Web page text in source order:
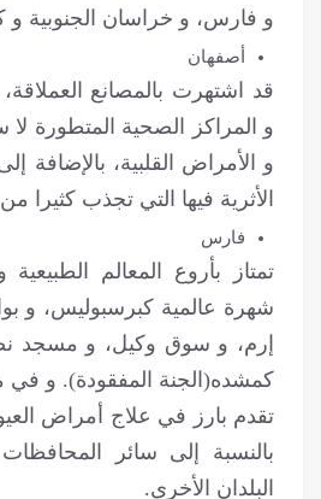
و فارس، و خراسان الجنوبية و
أصفهان
قد اشتهرت بالمصانع العملاقة،
و المراكز الصحية المتطورة
و الأمراض القلبية، بالإضافة
الأثرية فيها التي تجذب كثيرا
فارس
تمتاز بأروع المعالم الطبيعية
شهرة عالمية كبرسبوليس، و
إرم، و سوق وكيل، و مسجد
کمشده(الجنة المفقودة). و في
تقدم بارز في علاج أمراض
بالنسبة إلى سائر
البلدان الأخرى.